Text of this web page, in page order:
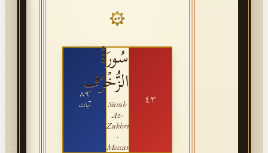
٥٣
٨٩
آيات
سُورَةُ
الزُّخۡرُفِ
Sūrah
Az-
Zukhruf
·
Meccan
٤٣